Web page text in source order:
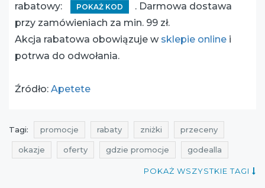
rabatowy:
POKAŻ KOD
. Darmowa dostawa
przy zamówieniach za min. 99 zł.
Akcja rabatowa obowiązuje w sklepie online i
potrwa do odwołania.
Źródło: Apetete
Tagi: promocje rabaty zniżki przeceny
okazje oferty gdzie promocje godealla
rabaty listopad zniżki listopad
POKAŻ WSZYSTKIE TAGI